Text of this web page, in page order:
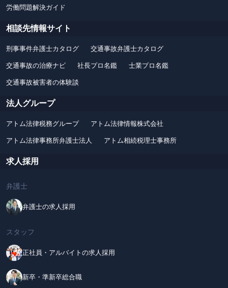
労働問題解決ガイド
相談先情報サイト
刑事事件弁護士カタログ 交通事故弁護士カタログ
交通事故の治療ナビ 社長プロ名鑑 士業プロ名鑑
交通事故被害者の体験談
法人グループ
アトム法律税務グループ アトム法律情報株式会社
アトム法律事務所弁護士法人 アトム相続税理士事務所
求人採用
弁護士
弁護士の求人採用
スタッフ
正社員・アルバイトの求人採用
新卒・準新卒総合職